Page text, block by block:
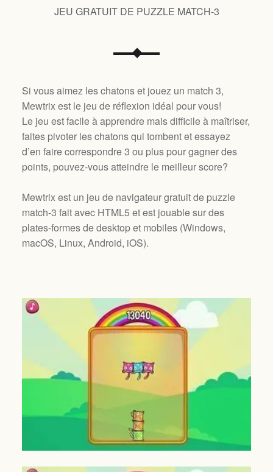
JEU GRATUIT DE PUZZLE MATCH-3
Si vous aimez les chatons et jouez un match 3,
Mewtrix est le jeu de réflexion idéal pour vous!
Le jeu est facile à apprendre mais difficile à maîtriser,
faites pivoter les chatons qui tombent et essayez
d’en faire correspondre 3 ou plus pour gagner des
points, pouvez-vous atteindre le meilleur score?
Mewtrix est un jeu de navigateur gratuit de puzzle
match-3 fait avec HTML5 et est jouable sur des
plates-formes de desktop et mobiles (Windows,
macOS, Linux, Android, iOS).